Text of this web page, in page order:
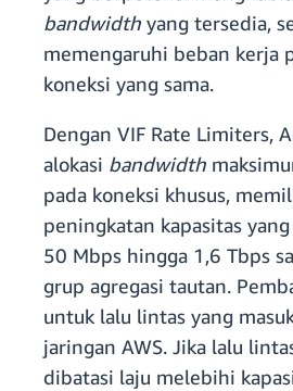
bandwidth yang tersedia,
memengaruhi beban kerja
koneksi yang sama.
Dengan VIF Rate Limiters,
alokasi bandwidth
pada koneksi khusus,
peningkatan kapasitas
50 Mbps hingga 1,6 Tbps
grup agregasi tautan.
untuk lalu lintas yang
jaringan AWS. Jika lalu
dibatasi laju melebihi